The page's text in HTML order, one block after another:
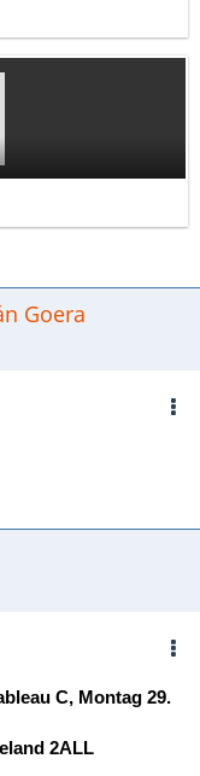
Goera
C, Montag 29.
2ALL